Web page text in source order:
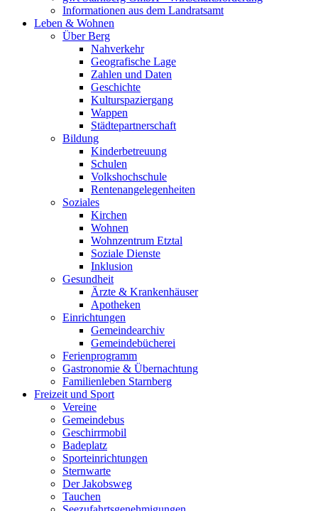
Informationen aus dem Landratsamt
Leben & Wohnen
Über Berg
Nahverkehr
Geografische Lage
Zahlen und Daten
Geschichte
Kulturspaziergang
Wappen
Städtepartnerschaft
Bildung
Kinderbetreuung
Schulen
Volkshochschule
Rentenangelegenheiten
Soziales
Kirchen
Wohnen
Wohnzentrum Etztal
Soziale Dienste
Inklusion
Gesundheit
Ärzte & Krankenhäuser
Apotheken
Einrichtungen
Gemeindearchiv
Gemeindebücherei
Ferienprogramm
Gastronomie & Übernachtung
Familienleben Starnberg
Freizeit und Sport
Vereine
Gemeindebus
Geschirrmobil
Badeplatz
Sporteinrichtungen
Sternwarte
Der Jakobsweg
Tauchen